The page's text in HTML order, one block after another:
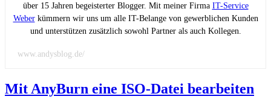
über 15 Jahren begeisterter Blogger. Mit meiner Firma IT-Service
Weberkümmern wir uns um alle IT-Belange von gewerblichen Kunden
und unterstützen zusätzlich sowohl Partner als auch Kollegen.
www.andysblog.de/
Mit AnyBurn eine ISO-Datei bearbeiten